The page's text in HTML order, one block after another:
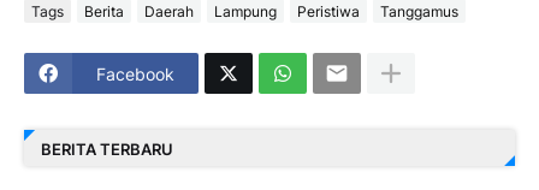
Tags Berita Daerah Lampung Peristiwa Tanggamus
Facebook
BERITA TERBARU